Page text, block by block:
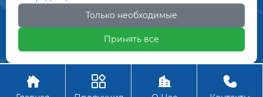
Авторское право©ООО Технология материалов Дунгуань
Лангшенг
   
Только необходимые
Принять все